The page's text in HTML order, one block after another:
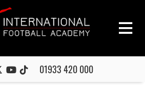
01933 420 000